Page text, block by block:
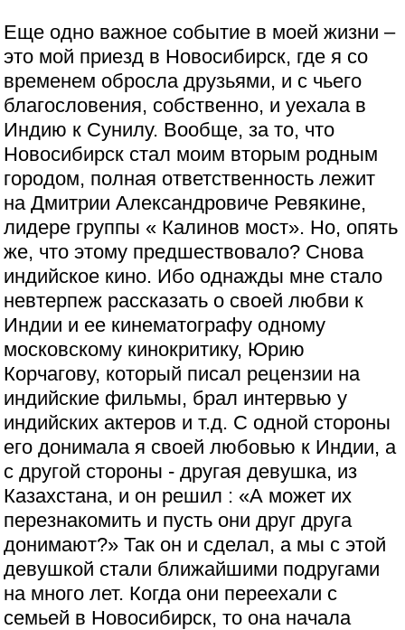
Еще одно важное событие в моей жизни –
это мой приезд в Новосибирск, где я со
временем обросла друзьями, и с чьего
благословения, собственно, и уехала в
Индию к Сунилу. Вообще, за то, что
Новосибирск стал моим вторым родным
городом, полная ответственность лежит
на Дмитрии Александровиче Ревякине,
лидере группы « Калинов мост». Но, опять
же, что этому предшествовало? Снова
индийское кино. Ибо однажды мне стало
невтерпеж рассказать о своей любви к
Индии и ее кинематографу одному
московскому кинокритику, Юрию
Корчагову, который писал рецензии на
индийские фильмы, брал интервью у
индийских актеров и т.д. С одной стороны
его донимала я своей любовью к Индии, а
с другой стороны - другая девушка, из
Казахстана, и он решил : «А может их
перезнакомить и пусть они друг друга
донимают?» Так он и сделал, а мы с этой
девушкой стали ближайшими подругами
на много лет. Когда они переехали с
семьей в Новосибирск, то она начала